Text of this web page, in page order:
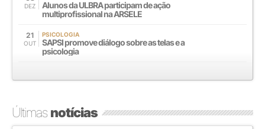
DEZ
Alunos da ULBRA participam de ação
multiprofissional na ARSELE
21
OUT
PSICOLOGIA
SAPSI promove diálogo sobre as telas e a
psicologia
Últimasnotícias